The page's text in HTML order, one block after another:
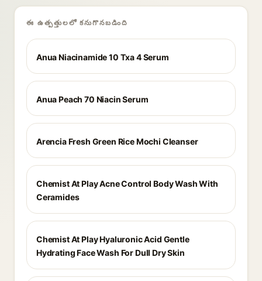
ఈ ఉత్పత్తులలో కనుగొనబడింది
Anua Niacinamide 10 Txa 4 Serum
Anua Peach 70 Niacin Serum
Arencia Fresh Green Rice Mochi Cleanser
Chemist At Play Acne Control Body Wash With
Ceramides
Chemist At Play Hyaluronic Acid Gentle
Hydrating Face Wash For Dull Dry Skin